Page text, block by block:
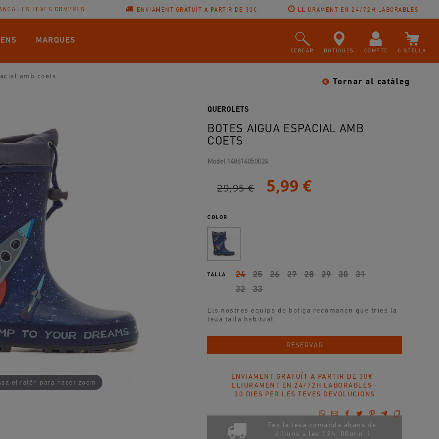
LES TEVES COMPRES ENVIAMENT GRATUÏT A PARTIR DE 30€ LLIURAMENT EN 24/72H LABORABLES
MARQUES
CISTELLA
COMPTE
BOTIGUES
CERCAR
amb coets Tornar al catàleg
el ratón para hacer zoom
BOTES AIGUA ESPACIAL AMB
COETS
QUEROLETS
Model 148614050024
29,95 € 5,99 €
COLOR
TALLA 24 25 26 27 28 29 30
31
32
33
Els nostres equips de botiga recomanen que tries la
teua talla habitual
ADDEDD TO CART AFEGIR A LA COMPRA
RESERVAR
ENVIAMENT GRATUÏT A PARTIR DE 30€ -
LLIURAMENT EN 24/72H LABORABLES -
30 DIES PER LES TEVES DEVOLUCIONS
Fes la teva comanda abans de
dilluns a les 12h. 00min. i